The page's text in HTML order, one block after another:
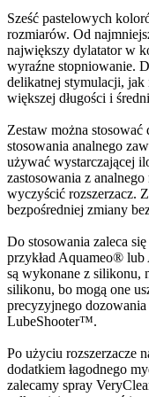
Sześć pastelowych
rozmiarów. Od
największy dylatator w
wyraźne stopniowanie.
delikatnej stymulacji,
większej długości i
Zestaw można
stosowania analnego
używać wystarczającej
zastosowania z
wyczyścić rozszerzacz.
bezpośredniej zmiany
Do stosowania zaleca
przykład Aquameo®
są wykonane z silikonu,
silikonu, bo mogą one
precyzyjnego
LubeShooter™.
Po użyciu rozszerzacze
dodatkiem łagodnego
zalecamy spray